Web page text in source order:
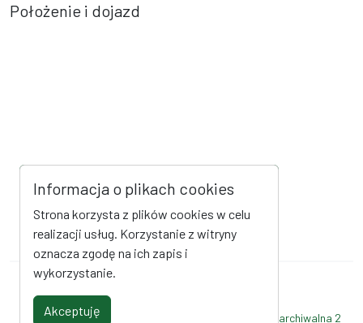
Położenie i dojazd
Deklaracja dostępności Strona archiwalna 2
Informacja o plikach cookies
Strona korzysta z plików cookies w celu
realizacji usług. Korzystanie z witryny
oznacza zgodę na ich zapis i
wykorzystanie.
Akceptuję